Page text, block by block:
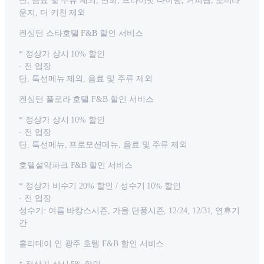
운지, 더 키친 제외
켄싱턴 스타호텔 F&B 할인 서비스
* 정상가 상시 10% 할인
- 전 업장
단, 특선메뉴 제외, 음료 및 주류 제외
켄싱턴 플로라 호텔 F&B 할인 서비스
* 정상가 상시 10% 할인
- 전 업장
단, 특선메뉴, 프로모션메뉴, 음료 및 주류 제외
호텔설악파크 F&B 할인 서비스
* 정상가 비수기 20% 할인 / 성수기 10% 할인
- 전 업장
성수기: 여름 바캉스시즌, 가을 단풍시즌, 12/24, 12/31, 연휴기
간
홀리데이 인 광주 호텔 F&B 할인 서비스